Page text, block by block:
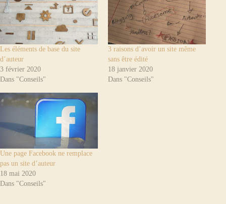
Les éléments de base du site
d’auteur
3 février 2020
Dans "Conseils"
3 raisons d’avoir un site même
sans être édité
18 janvier 2020
Dans "Conseils"
Une page Facebook ne remplace
pas un site d’auteur
18 mai 2020
Dans "Conseils"